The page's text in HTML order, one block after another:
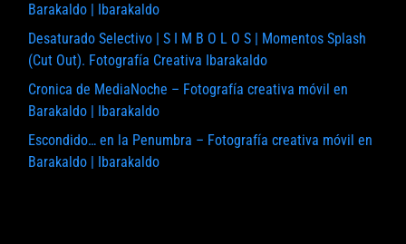
Barakaldo | Ibarakaldo
Desaturado Selectivo | S I M B O L O S | Momentos Splash
(Cut Out). Fotografía Creativa Ibarakaldo
Cronica de MediaNoche – Fotografía creativa móvil en
Barakaldo | Ibarakaldo
Escondido… en la Penumbra – Fotografía creativa móvil en
Barakaldo | Ibarakaldo